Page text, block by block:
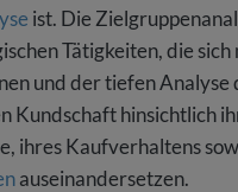
ist. Die
Tätigkeiten, die sich
und der tiefen Analyse
Kundschaft hinsichtlich
ihres Kaufverhaltens
auseinandersetzen.